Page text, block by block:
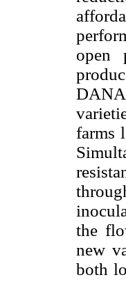
open
farms
the
new
both